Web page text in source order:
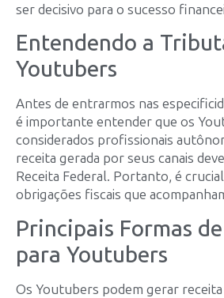
ser decisivo para o sucesso
Entendendo a
Youtubers
Antes de entrarmos nas
é importante entender que os
considerados profissionais
receita gerada por seus canais
Receita Federal. Portanto, é
obrigações fiscais que
Principais Formas
para Youtubers
Os Youtubers podem gerar receita